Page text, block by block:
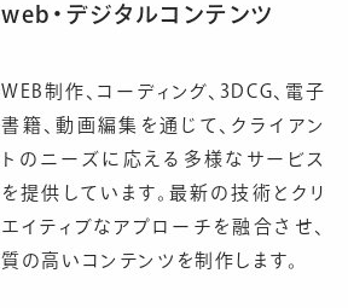
web ・ デジタルコンテンツ
WEB制作、コーディング、3DCG、電子
書籍、動画編集を通じて、クライアン
トのニーズに応える多様なサービス
を提供しています。最新の技術とクリ
エイティブなアプローチを融合させ、
質の高いコンテンツを制作します。